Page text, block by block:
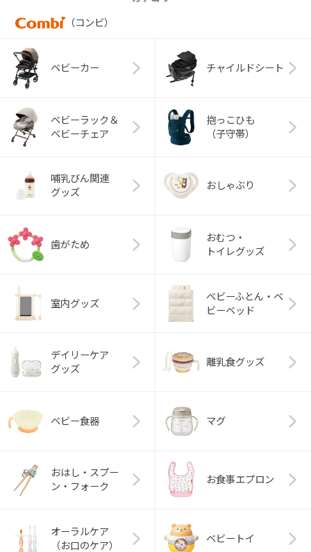
（コンビ）
ベビーカー チャイルドシート
ベビーラック＆
ベビーチェア
抱っこひも
（子守帯）
哺乳びん関連
グッズ
おしゃぶり
歯がため
おむつ・
トイレグッズ
室内グッズ
ベビーふとん・ベ
ビーベッド
デイリーケア
グッズ
離乳食グッズ
ベビー食器 マグ
おはし・スプー
ン・フォーク
お食事エプロン
オーラルケア
（お口のケア）
ベビートイ